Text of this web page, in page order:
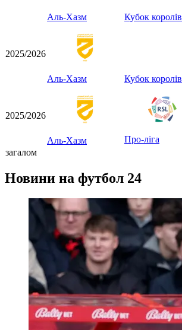
Аль-Хазм Кубок королів
2025/2026
Аль-Хазм Кубок королів
2025/2026
Аль-Хазм Про-ліга
загалом
Новини на футбол 24